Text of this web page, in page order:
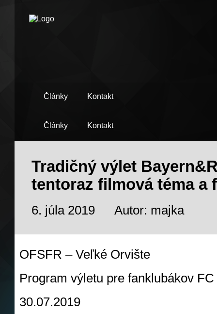
Články Kontakt
Články Kontakt
Tradičný výlet
tentoraz filmová téma a
6. júla 2019 Autor: majka
OFSFR – Veľké Orvište
Program výletu pre fanklubákov
30.07.2019